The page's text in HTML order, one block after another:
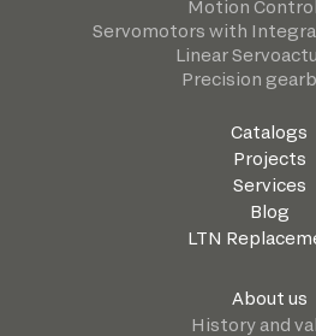
Motion
Servomotors with
Linear
Precision
Catalogs
Projects
Services
Blog
LTN
About us
History and